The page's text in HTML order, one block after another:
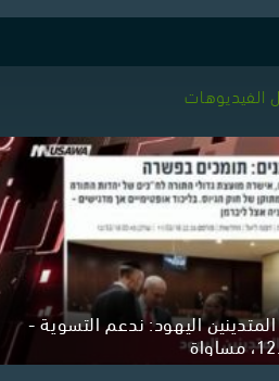
الفيديوهات
اليهود: ندعم التسوية -